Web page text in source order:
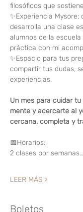
filosóficos que
✨Experiencia
desarrolla una clase
alumnos de la
práctica con mi
✨Espacio para tus
compartir tus dudas,
experiencias.
Un mes para cuidar
mente y acercarte al
cercana, completa y
📅Horarios:
2 clases por semanas…
LEER MÁS >
Boletos